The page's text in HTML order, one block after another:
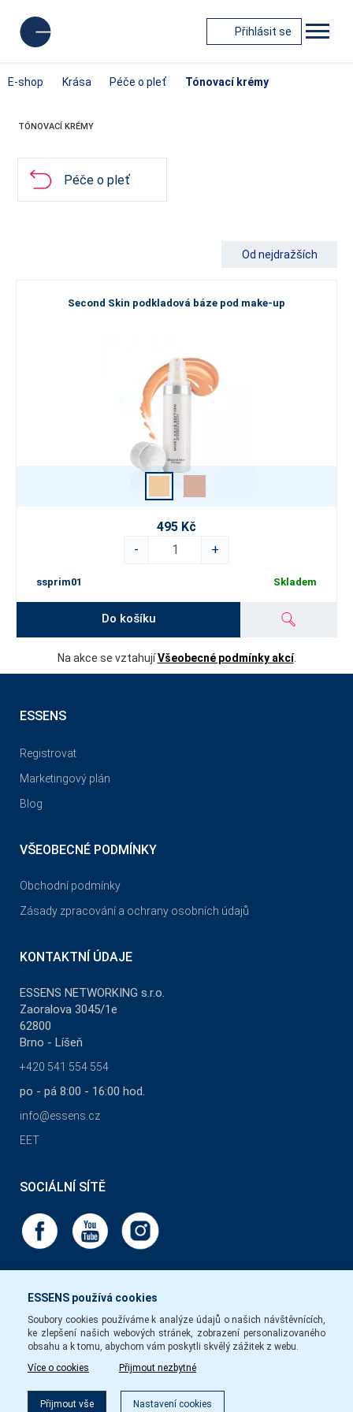
Přihlásit se
E-shop Krása Péče o pleť Tónovací krémy
Filtr
TÓNOVACÍ KRÉMY
Péče o pleť
Od nejdražších
Second Skin podkladová báze pod make-up
495 Kč
-
+
ssprim01 Skladem
Do košíku
Na akce se vztahujíVšeobecné podmínky akcí.
ESSENS používá cookies
Soubory cookies používáme k analýze údajů o našich návštěvnících,
ke zlepšení našich webových stránek, zobrazení personalizovaného
obsahu a k tomu, abychom vám poskytli skvělý zážitek z webu.
Více o cookies
Přijmout nezbytné
Přijmout vše Nastavení cookies
ESSENS
Registrovat
Marketingový plán
Blog
VŠEOBECNÉ PODMÍNKY
Obchodní podmínky
Zásady zpracování a ochrany osobních údajů
KONTAKTNÍ ÚDAJE
ESSENS NETWORKING s.r.o.
Zaoralova 3045/1e
62800
Brno - Líšeň
+420 541 554 554
po - pá 8:00 - 16:00 hod.
info@essens.cz
EET
SOCIÁLNÍ SÍTĚ